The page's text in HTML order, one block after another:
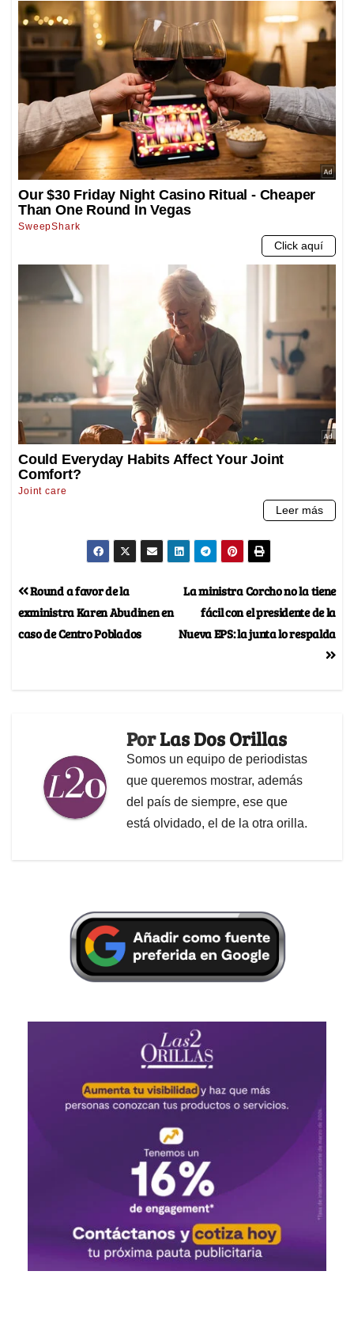
La ministra Corcho no la tiene
fácil con el presidente de la
Nueva EPS: la junta lo respalda
Round a favor de la
exministra Karen Abudinen en
caso de Centro Poblados
PorLas Dos Orillas
Somos un equipo de periodistas
que queremos mostrar, además
del país de siempre, ese que
está olvidado, el de la otra orilla.